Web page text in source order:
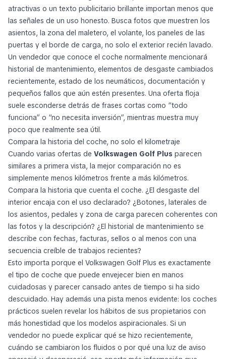
atractivas o un texto publicitario brillante importan menos que
las señales de un uso honesto. Busca fotos que muestren los
asientos, la zona del maletero, el volante, los paneles de las
puertas y el borde de carga, no solo el exterior recién lavado.
Un vendedor que conoce el coche normalmente mencionará
historial de mantenimiento, elementos de desgaste cambiados
recientemente, estado de los neumáticos, documentación y
pequeños fallos que aún estén presentes. Una oferta floja
suele esconderse detrás de frases cortas como “todo
funciona” o “no necesita inversión”, mientras muestra muy
poco que realmente sea útil.
Compara la historia del coche, no solo el kilometraje
Cuando varias ofertas de Volkswagen Golf Plus parecen
similares a primera vista, la mejor comparación no es
simplemente menos kilómetros frente a más kilómetros.
Compara la historia que cuenta el coche. ¿El desgaste del
interior encaja con el uso declarado? ¿Botones, laterales de
los asientos, pedales y zona de carga parecen coherentes con
las fotos y la descripción? ¿El historial de mantenimiento se
describe con fechas, facturas, sellos o al menos con una
secuencia creíble de trabajos recientes?
Esto importa porque el Volkswagen Golf Plus es exactamente
el tipo de coche que puede envejecer bien en manos
cuidadosas y parecer cansado antes de tiempo si ha sido
descuidado. Hay además una pista menos evidente: los coches
prácticos suelen revelar los hábitos de sus propietarios con
más honestidad que los modelos aspiracionales. Si un
vendedor no puede explicar qué se hizo recientemente,
cuándo se cambiaron los fluidos o por qué una luz de aviso